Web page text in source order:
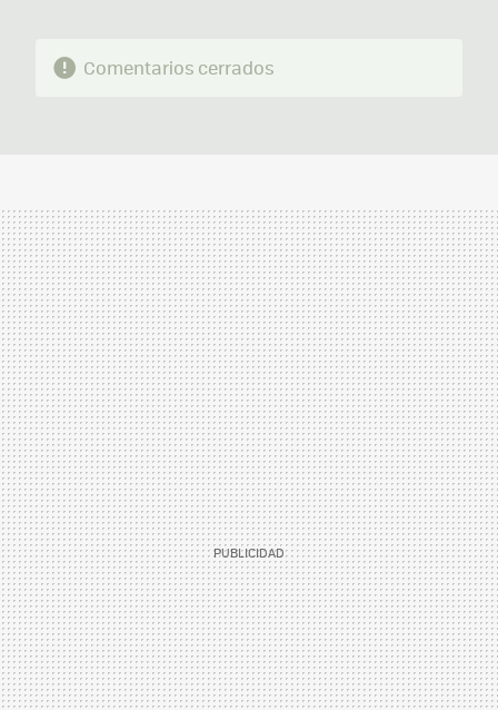
Comentarios cerrados